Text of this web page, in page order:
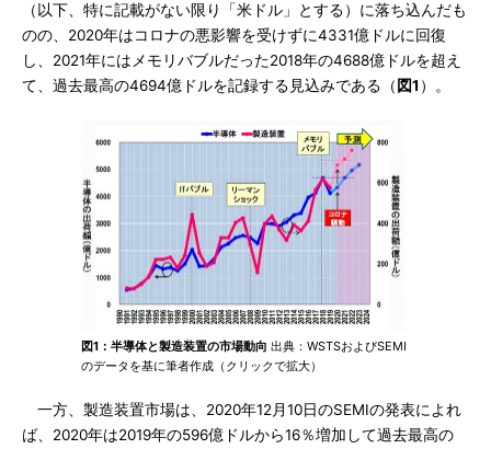
（以下、特に記載がない限り「米ドル」とする）に落ち込んだも
のの、2020年はコロナの悪影響を受けずに4331億ドルに回復
し、2021年にはメモリバブルだった2018年の4688億ドルを超え
て、過去最高の4694億ドルを記録する見込みである（ 図1 ）。
図1：半導体と製造装置の市場動向 出典：WSTSおよびSEMI
のデータを基に筆者作成（クリックで拡大）
一方、製造装置市場は、2020年12月10日のSEMIの発表によれ
ば、2020年は2019年の596億ドルから16％増加して過去最高の